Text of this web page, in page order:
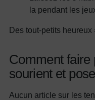
la pendant les
Des tout-petits
Comment faire
sourient et
Aucun article sur les